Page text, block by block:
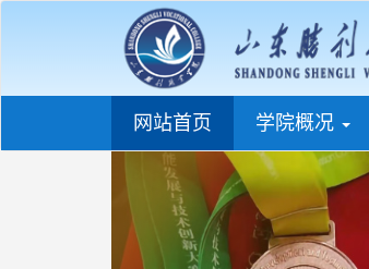
网站首页 (current)学院概况
Previous